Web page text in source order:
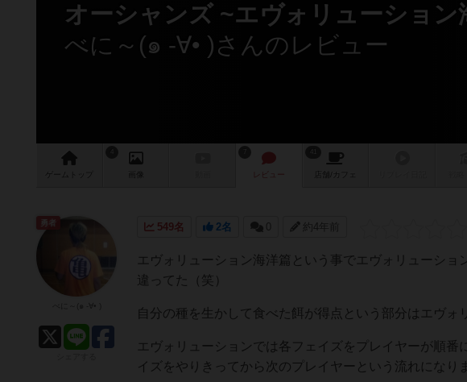
オーシャンズ ~エヴォリューション
べに～(๑ -∀• )さんのレビュー
ゲーム 画像 レビュー 店舗/ カフェ
549名 2名 0 約4年前
エヴォリューション海洋篇という事でエヴォリューシ
違ってた（笑）
自分の種を生かして食べた餌が得点という部分はエヴォ
エヴォリューションでは各フェイズをプレイヤーが順
イズをやりきってから次のプレイヤーという流れになり
勇者